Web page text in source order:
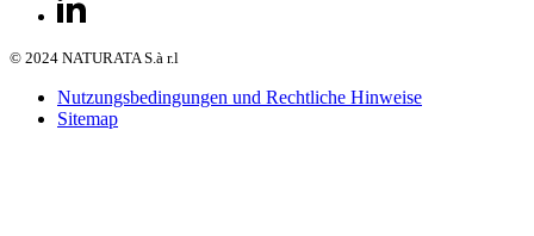
© 2024 NATURATA S.à r.l
Nutzungsbedingungen und Rechtliche Hinweise
Sitemap